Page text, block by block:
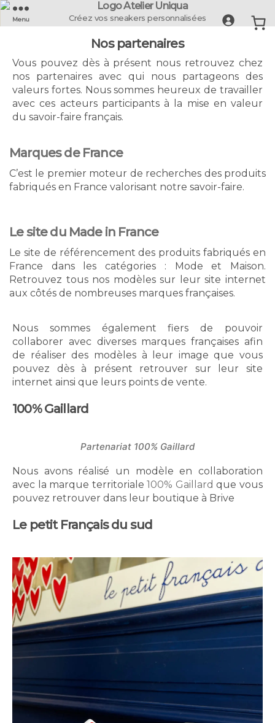
UNIQUA
La
Basket
Française
Créez vos sneakers personnalisées
Menu
Nos partenaires
Vous pouvez dès à présent nous retrouvez chez
nos partenaires avec qui nous partageons des
valeurs fortes. Nous sommes heureux de travailler
avec ces acteurs participants à la mise en valeur
du savoir-faire français.
Marques de France
C’est le premier moteur de recherches des produits
fabriqués en France valorisant notre savoir-faire.
Le site du Made in France
Le site de référencement des produits fabriqués en
France dans les catégories : Mode et Maison.
Retrouvez tous nos modèles sur leur site internet
aux côtés de nombreuses marques françaises.
Nous sommes également fiers de pouvoir
collaborer avec diverses marques françaises afin
de réaliser des modèles à leur image que vous
pouvez dès à présent retrouver sur leur site
internet ainsi que leurs points de vente.
100% Gaillard
Partenariat 100% Gaillard
Nous avons réalisé un modèle en collaboration
avec la marque territoriale100% Gaillard que vous
pouvez retrouver dans leur boutique à Brive
Le petit Français du sud